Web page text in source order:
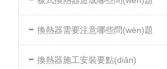
- 換熱器需要注意哪些問(wèn)題
- 換熱器施工安裝要點(diǎn)